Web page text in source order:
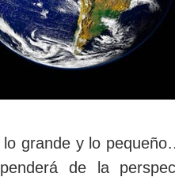
grande y lo
de la